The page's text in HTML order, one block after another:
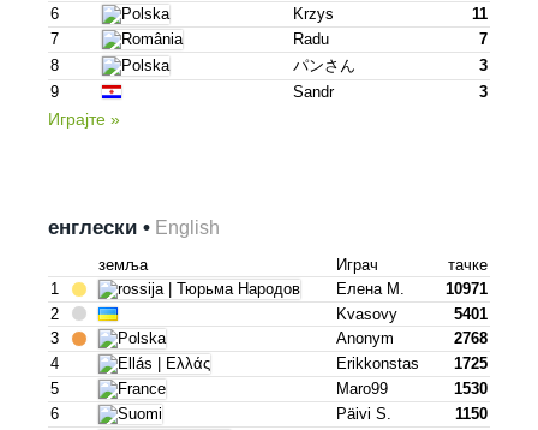
6
Krzys
11
7
Radu
7
8
パンさん
3
9
Sandr 3
Играјте »
енглески • English
земља Играч
тачке
1
Елена М.
10971
2
Kvasovy
5401
3
Anonym
2768
4
Erikkonstas
1725
5
Maro99
1530
6
Päivi S.
1150